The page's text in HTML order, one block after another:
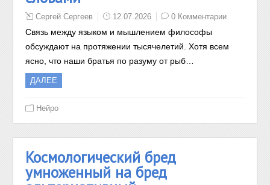
Сергей Сергеев 12.07.2026 0 Комментарии
Связь между языком и мышлением философы
обсуждают на протяжении тысячелетий. Хотя всем
ясно, что наши братья по разуму от рыб…
ДАЛЕЕ
Нейро
Космологический бред
умноженный на бред